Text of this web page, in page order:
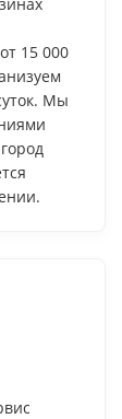
15 000
Мы